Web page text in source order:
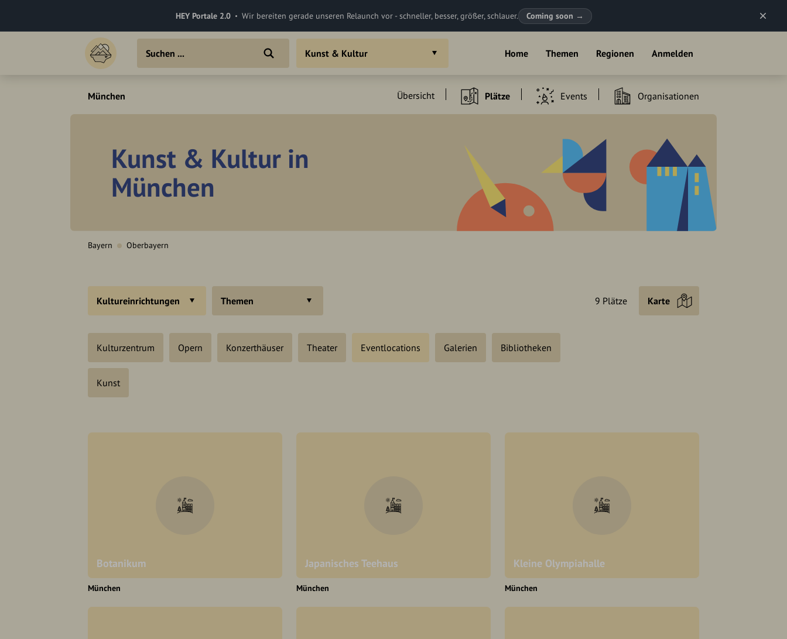
HEY Portale 2.0 Wir bereiten gerade unseren Relaunch vor - schneller, besser, größer, schlauer. Coming soon →
Home Themen Regionen Anmelden
Kunst & Kultur
München Übersicht Plätze Events Organisationen
Kunst & Kultur in
München
Bayern Oberbayern
Kultureinrichtungen Themen
Kulturzentrum Opern Konzerthäuser Theater Eventlocations Galerien Bibliotheken
Kunst
9 Plätze Karte
Botanikum
München
Japanisches Teehaus
München
Kleine Olympiahalle
München